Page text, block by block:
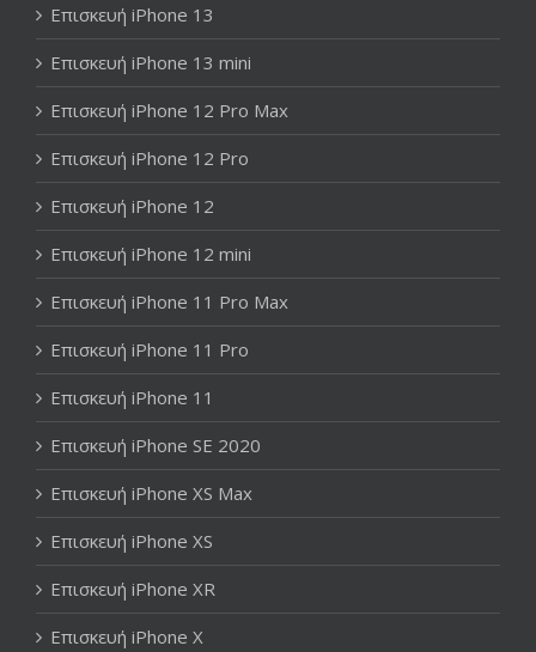
Επισκευή iPhone 13
Επισκευή iPhone 13 mini
Επισκευή iPhone 12 Pro Max
Επισκευή iPhone 12 Pro
Επισκευή iPhone 12
Επισκευή iPhone 12 mini
Επισκευή iPhone 11 Pro Max
Επισκευή iPhone 11 Pro
Επισκευή iPhone 11
Επισκευή iPhone SE 2020
Επισκευή iPhone XS Max
Επισκευή iPhone XS
Επισκευή iPhone XR
Επισκευή iPhone X